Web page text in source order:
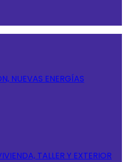
NUEVAS ENERGÍAS
TALLER Y EXTERIOR